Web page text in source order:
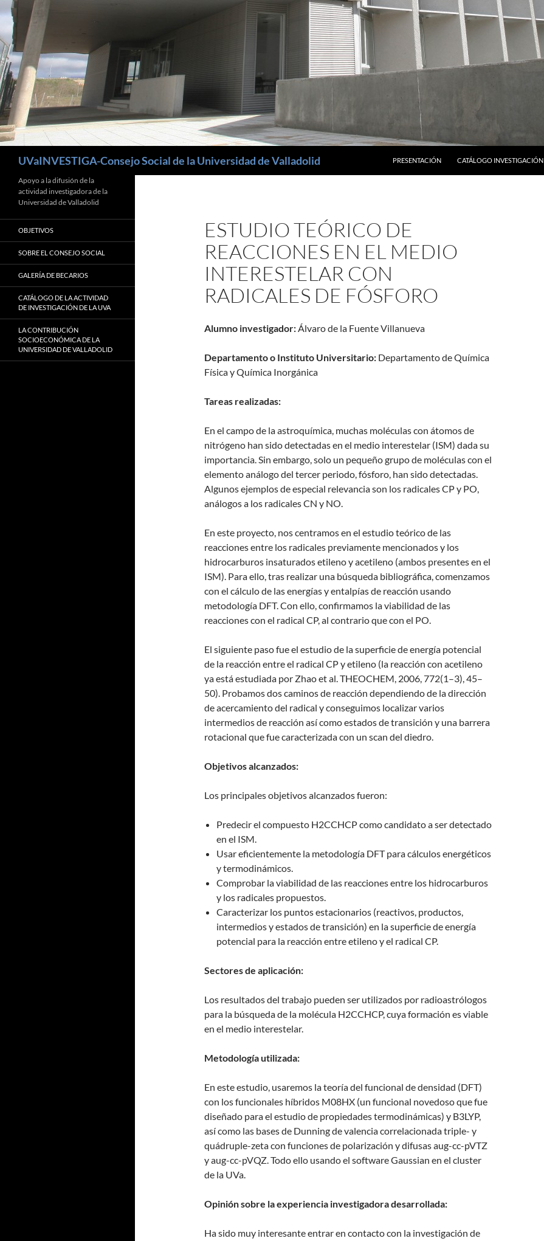
UVaINVESTIGA-Consejo Social de la Universidad de Valladolid
PRESENTACIÓN
CATÁLOGO INVESTIGACIÓN
ESTUDIO TEÓRICO DE
REACCIONES EN EL MEDIO
INTERESTELAR CON
RADICALES DE FÓSFORO
Alumno investigador:Álvaro de la Fuente Villanueva
Departamento o Instituto Universitario: Departamento de Química
Física y Química Inorgánica
Tareas realizadas:
En el campo de la astroquímica, muchas moléculas con átomos de
nitrógeno han sido detectadas en el medio interestelar (ISM) dada su
importancia. Sin embargo, solo un pequeño grupo de moléculas con el
elemento análogo del tercer periodo, fósforo, han sido detectadas.
Algunos ejemplos de especial relevancia son los radicales CP y PO,
análogos a los radicales CN y NO.
En este proyecto, nos centramos en el estudio teórico de las
reacciones entre los radicales previamente mencionados y los
hidrocarburos insaturados etileno y acetileno (ambos presentes en el
ISM). Para ello, tras realizar una búsqueda bibliográfica, comenzamos
con el cálculo de las energías y entalpías de reacción usando
metodología DFT. Con ello, confirmamos la viabilidad de las
reacciones con el radical CP, al contrario que con el PO.
El siguiente paso fue el estudio de la superficie de energía potencial
de la reacción entre el radical CP y etileno (la reacción con acetileno
ya está estudiada por Zhao et al. THEOCHEM, 2006, 772(1–3), 45–
50). Probamos dos caminos de reacción dependiendo de la dirección
de acercamiento del radical y conseguimos localizar varios
intermedios de reacción así como estados de transición y una barrera
rotacional que fue caracterizada con un scan del diedro.
Objetivos alcanzados:
Los principales objetivos alcanzados fueron:
Predecir el compuesto H2CCHCP como candidato a ser detectado
en el ISM.
Usar eficientemente la metodología DFT para cálculos energéticos
y termodinámicos.
Comprobar la viabilidad de las reacciones entre los hidrocarburos
y los radicales propuestos.
Caracterizar los puntos estacionarios (reactivos, productos,
intermedios y estados de transición) en la superficie de energía
potencial para la reacción entre etileno y el radical CP.
Sectores de aplicación:
Los resultados del trabajo pueden ser utilizados por radioastrólogos
para la búsqueda de la molécula H2CCHCP, cuya formación es viable
en el medio interestelar.
Metodología utilizada:
En este estudio, usaremos la teoría del funcional de densidad (DFT)
con los funcionales híbridos M08HX (un funcional novedoso que fue
diseñado para el estudio de propiedades termodinámicas) y B3LYP,
así como las bases de Dunning de valencia correlacionada triple- y
quádruple-zeta con funciones de polarización y difusas aug-cc-pVTZ
y aug-cc-pVQZ. Todo ello usando el software Gaussian en el cluster
de la UVa.
Opinión sobre la experiencia investigadora desarrollada:
Ha sido muy interesante entrar en contacto con la investigación de
Apoyo a la difusión de la
actividad investigadora de la
Universidad de Valladolid
OBJETIVOS
SOBRE EL CONSEJO SOCIAL
GALERÍA DE BECARIOS
CATÁLOGO DE LA ACTIVIDAD
DE INVESTIGACIÓN DE LA UVA
LA CONTRIBUCIÓN
SOCIOECONÓMICA DE LA
UNIVERSIDAD DE VALLADOLID